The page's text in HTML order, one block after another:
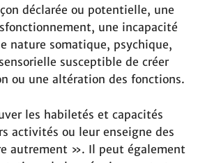
déclarée ou potentielle, une
une incapacité
nature somatique, psychique,
susceptible de créer
ou une altération des fonctions.
les habiletés et capacités
activités ou leur enseigne des
autrement ». Il peut également